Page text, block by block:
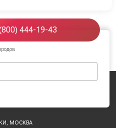
444-19-43
МОСКВА